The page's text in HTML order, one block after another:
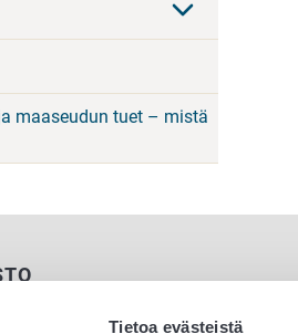
Tietoa evästeistä
maaseudun tuet – mistä